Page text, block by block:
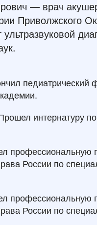
— врач
Приволжского
педиатрический
интернатуру
профессиональную
России по
профессиональную
России по